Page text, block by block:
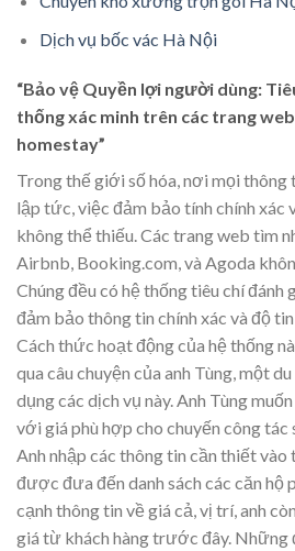
Dịch vụ bốc vác Hà Nội
“Bảo vệ Quyền lợi người dùng:
thống xác minh trên các trang
homestay”
Trong thế giới số hóa, nơi mọi thông
lập tức, việc đảm bảo tính chính xác
không thể thiếu. Các trang web tìm
Airbnb, Booking.com, và Agoda
Chúng đều có hệ thống tiêu chí đánh
đảm bảo thông tin chính xác và độ
Cách thức hoạt động của hệ thống
qua câu chuyện của anh Tùng, một
dụng các dịch vụ này. Anh Tùng
với giá phù hợp cho chuyến công
Anh nhập các thông tin cần thiết vào
được đưa đến danh sách các căn hộ
cạnh thông tin về giá cả, vị trí, anh
giá từ khách hàng trước đây. Những